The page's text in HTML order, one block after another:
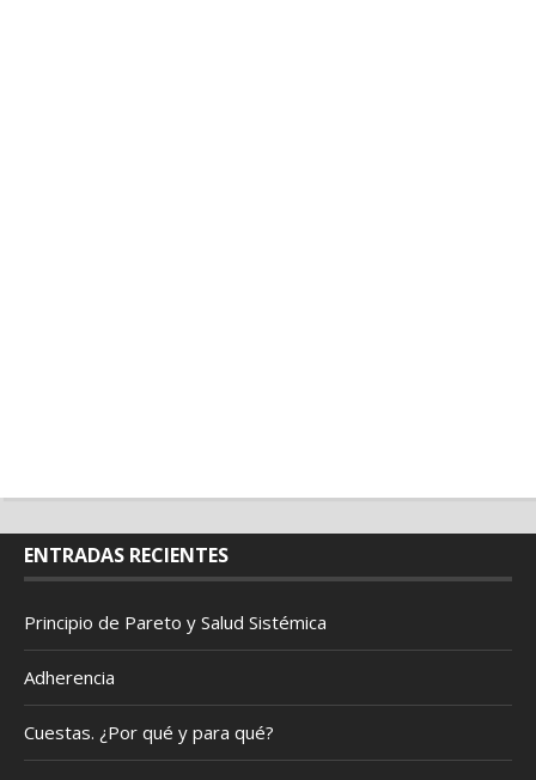
ENTRADAS RECIENTES
Principio de Pareto y Salud Sistémica
Adherencia
Cuestas. ¿Por qué y para qué?